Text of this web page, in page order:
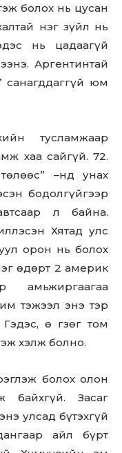
болох нь цусан
нэг зүйл нь
нь цадаагүй
Аргентинтай
санагддаггүй юм
тусламжаар
хаа сайгүй. 72.
–нд унах
бодолгүйгээр
л байна.
Хятад улс
орон нь болох
өдөрт 2 америк
амьжиргаагаа
тэжээл энэ тэр
ө гзөг том
хэлж болно.
болох олон
байхгүй. Засаг
улсад бүтэхгүй
айл бүрт